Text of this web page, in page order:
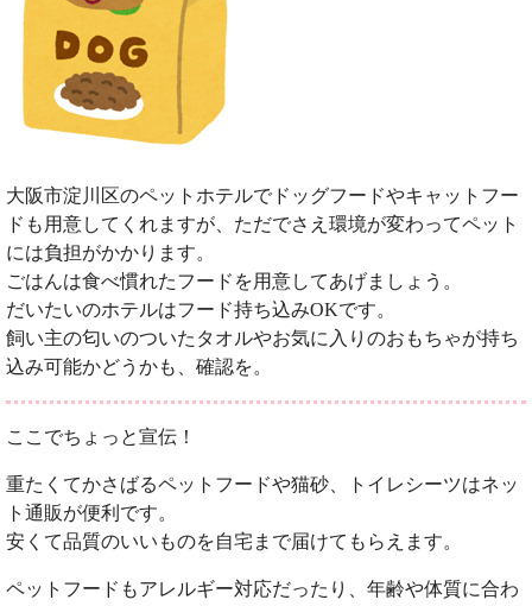
大阪市淀川区のペットホテルでドッグフードやキャットフー
ドも用意してくれますが、ただでさえ環境が変わってペット
には負担がかかります。
ごはんは食べ慣れたフードを用意してあげましょう。
だいたいのホテルはフード持ち込みOKです。
飼い主の匂いのついたタオルやお気に入りのおもちゃが持ち
込み可能かどうかも、確認を。
ここでちょっと宣伝！
重たくてかさばるペットフードや猫砂、トイレシーツはネッ
ト通販が便利です。
安くて品質のいいものを自宅まで届けてもらえます。
ペットフードもアレルギー対応だったり、年齢や体質に合わ